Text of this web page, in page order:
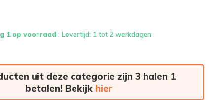
1 op voorraad: Levertijd: 1 tot 2 werkdagen
uit deze categorie zijn 3 halen 1
betalen! Bekijk hier